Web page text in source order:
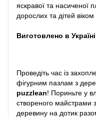
яскравої та насиченої
дорослих та дітей віком
Виготовлено в Україні
Проведіть час із
фігурним пазлам з
puzzlean! Пориньте у
створеного майстрами
деревину на дотик